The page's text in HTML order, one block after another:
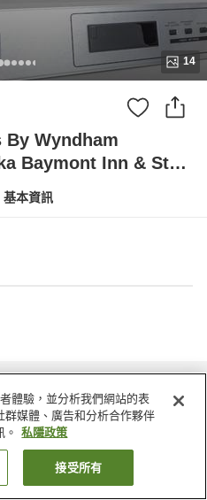
14
Wyndham
Baymont Inn & Sts
Air)
基本資訊
Airport(aka Baymont Inn & Sts
房
體驗，並分析我們網站的表
媒體、廣告和分析合作夥伴
私隱政策
接受所有